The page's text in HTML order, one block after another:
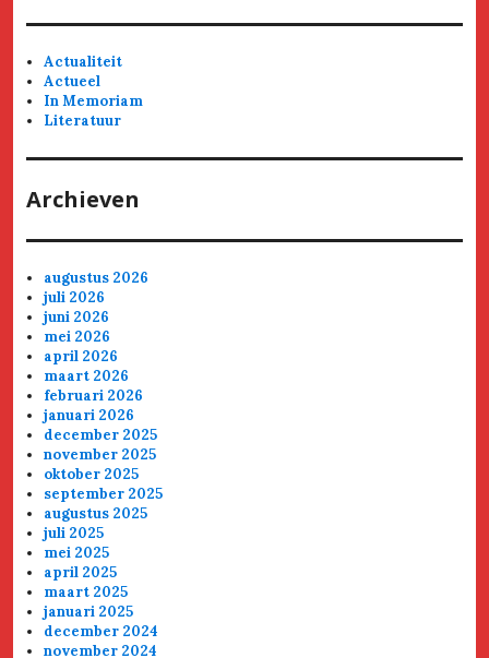
Actualiteit
Actueel
In Memoriam
Literatuur
Archieven
augustus 2026
juli 2026
juni 2026
mei 2026
april 2026
maart 2026
februari 2026
januari 2026
december 2025
november 2025
oktober 2025
september 2025
augustus 2025
juli 2025
mei 2025
april 2025
maart 2025
januari 2025
december 2024
november 2024